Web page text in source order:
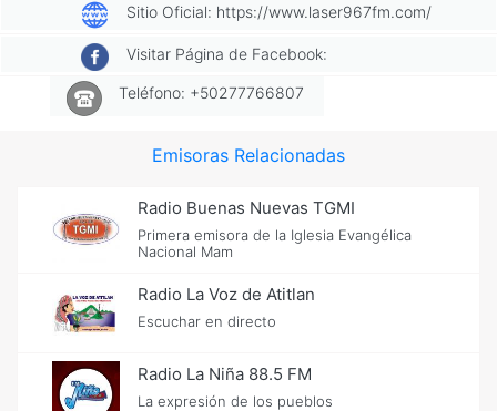
Sitio Oficial: https://www.laser967fm.com/
Visitar Página de Facebook:
Teléfono: +50277766807
Emisoras Relacionadas
Radio Buenas Nuevas TGMI
Primera emisora de la Iglesia Evangélica
Nacional Mam
Radio La Voz de Atitlan
Escuchar en directo
Radio La Niña 88.5 FM
La expresión de los pueblos